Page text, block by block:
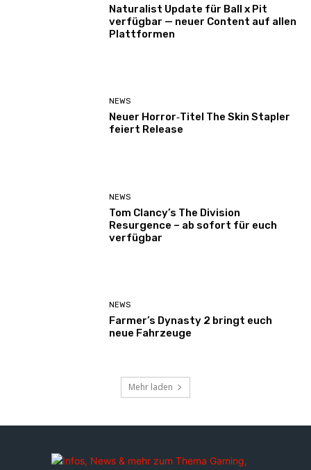
Naturalist Update für Ball x Pit
verfügbar — neuer Content auf allen
Plattformen
NEWS
Neuer Horror‑Titel The Skin Stapler
feiert Release
NEWS
Tom Clancy’s The Division
Resurgence – ab sofort für euch
verfügbar
NEWS
Farmer’s Dynasty 2 bringt euch
neue Fahrzeuge
Mehr laden